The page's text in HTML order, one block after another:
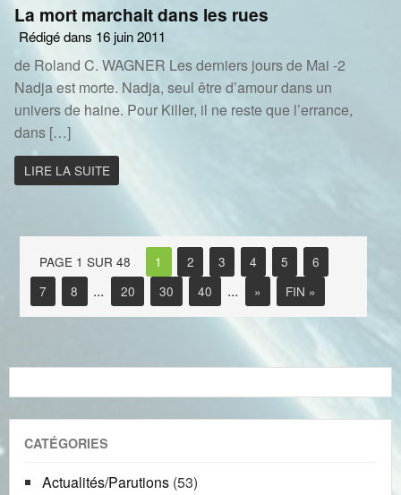
La mort marchait dans les rues
Rédigé dans 16 juin 2011
de Roland C. WAGNER Les derniers jours de Mai -2
Nadja est morte. Nadja, seul être d’amour dans un
univers de haine. Pour Killer, il ne reste que l’errance,
dans […]
LIRE LA SUITE
PAGE 1 SUR 48 1 2 3 4 5
6
7
8 ... 20 30 40 ... » FIN »
CATÉGORIES
Actualités/Parutions (53)